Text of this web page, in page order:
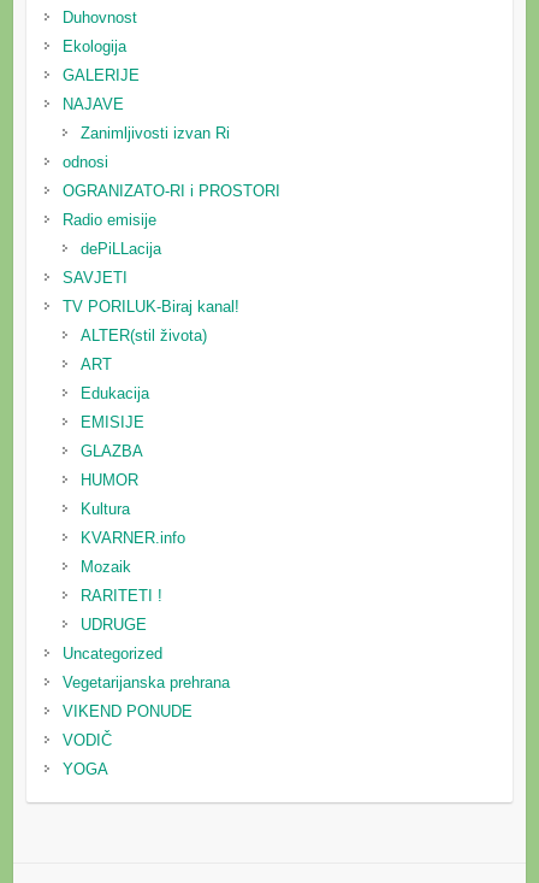
Duhovnost
Ekologija
GALERIJE
NAJAVE
Zanimljivosti izvan Ri
odnosi
OGRANIZATO-RI i PROSTORI
Radio emisije
dePiLLacija
SAVJETI
TV PORILUK-Biraj kanal!
ALTER(stil života)
ART
Edukacija
EMISIJE
GLAZBA
HUMOR
Kultura
KVARNER.info
Mozaik
RARITETI !
UDRUGE
Uncategorized
Vegetarijanska prehrana
VIKEND PONUDE
VODIČ
YOGA